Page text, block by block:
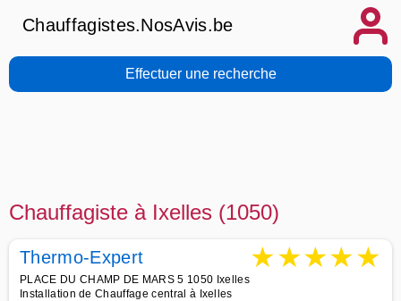
Chauffagistes.NosAvis.be
Effectuer une recherche
Chauffagiste à Ixelles (1050)
Thermo-Expert ★★★★★
PLACE DU CHAMP DE MARS 5 1050 Ixelles
Installation de Chauffage central à Ixelles